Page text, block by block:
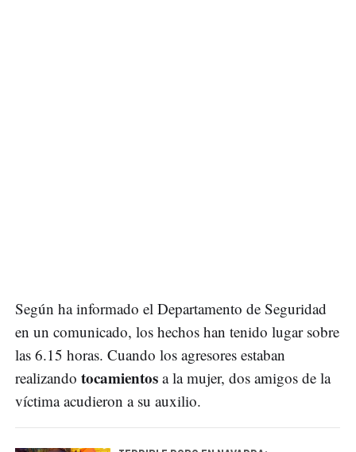
Según ha informado el Departamento de Seguridad
en un comunicado, los hechos han tenido lugar sobre
las 6.15 horas. Cuando los agresores estaban
realizando tocamientos a la mujer, dos amigos de la
víctima acudieron a su auxilio.